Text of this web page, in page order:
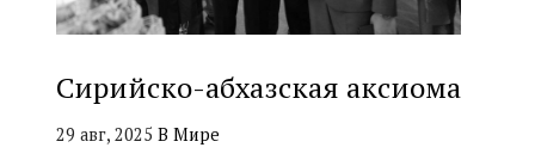
Сирийско-абхазская аксиома
29 авг, 2025 В Мире